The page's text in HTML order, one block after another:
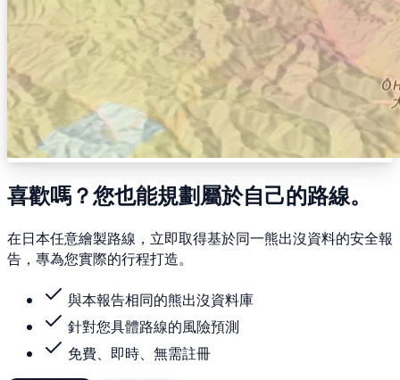
喜歡嗎？您也能規劃屬於自己的路線。
在日本任意繪製路線，立即取得基於同一熊出沒資料的安全報
告，專為您實際的行程打造。
與本報告相同的熊出沒資料庫
針對您具體路線的風險預測
免費、即時、無需註冊